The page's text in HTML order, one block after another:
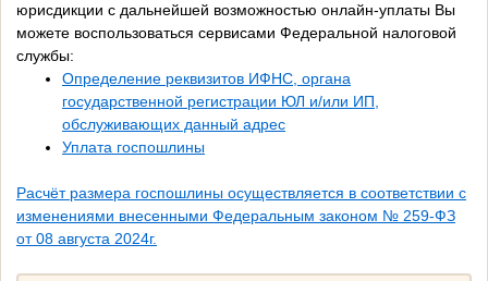
юрисдикции с дальнейшей возможностью онлайн-уплаты Вы
можете воспользоваться сервисами Федеральной налоговой
службы:
Определение реквизитов ИФНС, органа
государственной регистрации ЮЛ и/или ИП,
обслуживающих данный адрес
Уплата госпошлины
Расчёт размера госпошлины осуществляется в соответствии с
изменениями внесенными Федеральным законом № 259-ФЗ
от 08 августа 2024г.